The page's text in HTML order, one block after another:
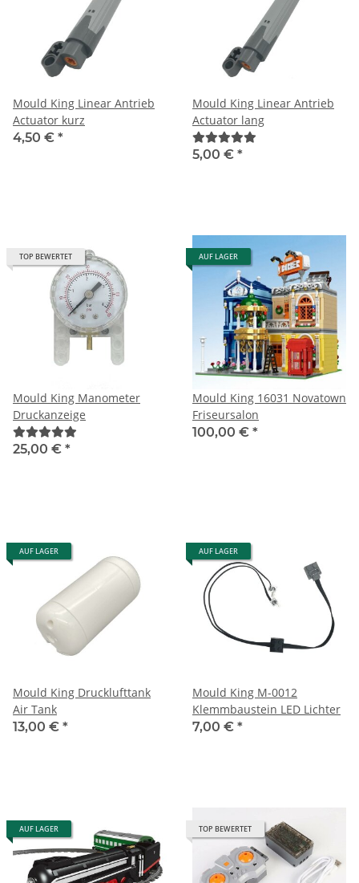
Mould King Linear Antrieb
Actuator kurz
4,50 € *
Mould King Linear Antrieb
Actuator lang
5,00 € *
TOP BEWERTET
Mould King Manometer
Druckanzeige
25,00 € *
AUF LAGER
Mould King 16031 Novatown
Friseursalon
100,00 € *
AUF LAGER
Mould King Drucklufttank
Air Tank
13,00 € *
AUF LAGER
Mould King M-0012
Klemmbaustein LED Lichter
7,00 € *
AUF LAGER TOP BEWERTET